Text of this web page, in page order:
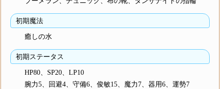
初期魔法
癒しの水
初期ステータス
HP80、SP20、LP10
腕力5、回避4、守備6、俊敏15、魔力7、器用6、運勢7